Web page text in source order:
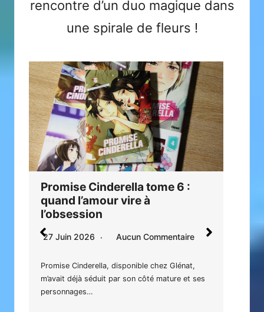
rencontre d’un duo magique dans
une spirale de fleurs !
Promise Cinderella tome 6 :
quand l’amour vire à
l’obsession
27 Juin 2026 Aucun Commentaire
Promise Cinderella, disponible chez Glénat,
m’avait déjà séduit par son côté mature et ses
personnages…